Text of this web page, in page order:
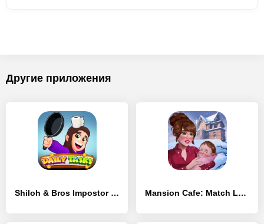
Другие приложения
Shiloh & Bros Impostor Chase Mansion Cafe: Match Love Story